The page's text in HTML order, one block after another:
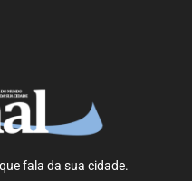
fala da sua cidade.